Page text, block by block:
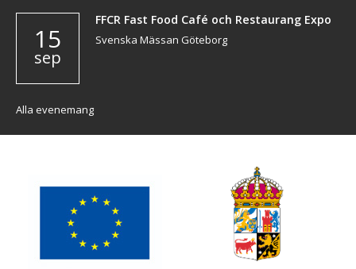
15
sep
FFCR Fast Food Café och Restaurang Expo
Svenska Mässan Göteborg
Alla evenemang